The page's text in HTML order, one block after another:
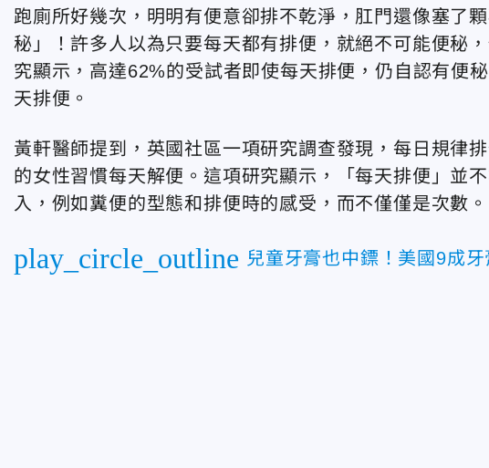
跑廁所好幾次，明明有便意卻排不乾淨，肛門還像塞了
秘」！許多人以為只要每天都有排便，就絕不可能便秘
究顯示，高達62%的受試者即使每天排便，仍自認有便
天排便。
黃軒醫師提到，英國社區一項研究調查發現，每日規律
的女性習慣每天解便。這項研究顯示，「每天排便」並
入，例如糞便的型態和排便時的感受，而不僅僅是次數。
play_circle_outline 兒童牙膏也中鏢！美國9成